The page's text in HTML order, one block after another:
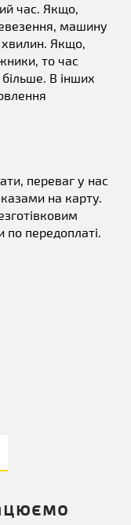
час. Якщо,
машину
Якщо,
то час
В інших
переваг у нас
на карту.
передоплаті.